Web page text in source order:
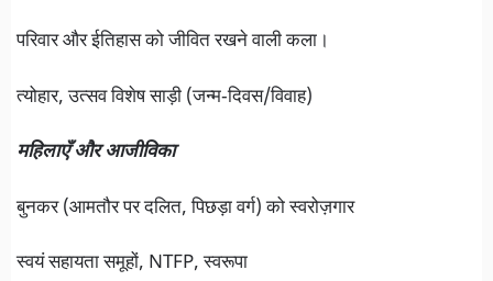
परिवार और ईतिहास को जीवित रखने वाली कला।
त्योहार, उत्सव विशेष साड़ी (जन्म‑दिवस/विवाह)
महिलाएँ और आजीविका
बुनकर (आमतौर पर दलित, पिछड़ा वर्ग) को स्वरोज़गार
स्वयं सहायता समूहों, NTFP, स्वरूपा